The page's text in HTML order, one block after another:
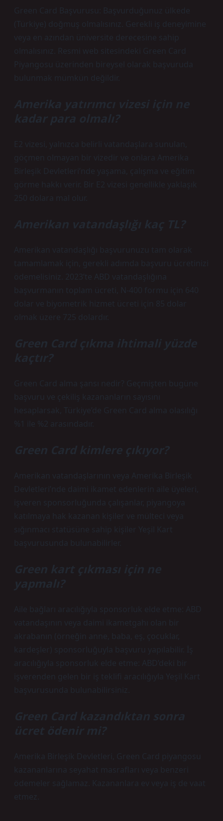
Green Card Başvurusu: Başvurduğunuz ülkede
(Türkiye) doğmuş olmalısınız. Gerekli iş deneyimine
veya en azından üniversite derecesine sahip
olmalısınız. Resmi web sitesindeki Green Card
Piyangosu üzerinden bireysel olarak başvuruda
bulunmak mümkün değildir.
Amerika yatırımcı vizesi için ne
kadar para olmalı?
E2 vizesi, yalnızca belirli vatandaşlara sunulan,
göçmen olmayan bir vizedir ve onlara Amerika
Birleşik Devletleri’nde yaşama, çalışma ve eğitim
görme hakkı verir. Bir E2 vizesi genellikle yaklaşık
250 dolara mal olur.
Amerikan vatandaşlığı kaç TL?
Amerikan vatandaşlığı başvurunuzu tam olarak
tamamlamak için, gerekli adımda başvuru ücretinizi
ödemelisiniz. 2023’te ABD vatandaşlığına
başvurmanın toplam ücreti, N-400 formu için 640
dolar ve biyometrik hizmet ücreti için 85 dolar
olmak üzere 725 dolardır.
Green Card çıkma ihtimali yüzde
kaçtır?
Green Card alma şansı nedir? Geçmişten bugüne
başvuru ve çekiliş kazananların sayısını
hesaplarsak, Türkiye’de Green Card alma olasılığı
%1 ile %2 arasındadır.
Green Card kimlere çıkıyor?
Amerikan vatandaşlarının veya Amerika Birleşik
Devletleri’nde daimi ikamet edenlerin aile üyeleri,
işveren sponsorluğunda çalışanlar, piyangoya
katılmaya hak kazanan kişiler ve mülteci veya
sığınmacı statüsüne sahip kişiler Yeşil Kart
başvurusunda bulunabilirler.
Green kart çıkması için ne
yapmalı?
Aile bağları aracılığıyla sponsorluk elde etme: ABD
vatandaşının veya daimi ikametgahı olan bir
akrabanın (örneğin anne, baba, eş, çocuklar,
kardeşler) sponsorluğuyla başvuru yapılabilir. İş
aracılığıyla sponsorluk elde etme: ABD’deki bir
işverenden gelen bir iş teklifi aracılığıyla Yeşil Kart
başvurusunda bulunabilirsiniz.
Green Card kazandıktan sonra
ücret ödenir mi?
Amerika Birleşik Devletleri, Green Card piyangosu
kazananlarına seyahat masrafları veya benzeri
ödemeler sağlamaz. Kazananlara ev veya iş de vaat
etmez.